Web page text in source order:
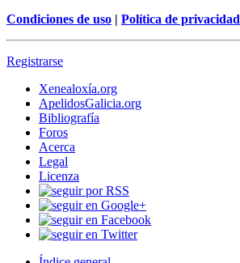
Condiciones de uso | Política de privacidad
Registrarse
Xenealoxía.org
ApelidosGalicia.org
Bibliografía
Foros
Acerca
Legal
Licenza